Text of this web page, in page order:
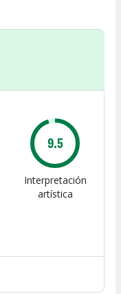
9.5
Interpretación
artística